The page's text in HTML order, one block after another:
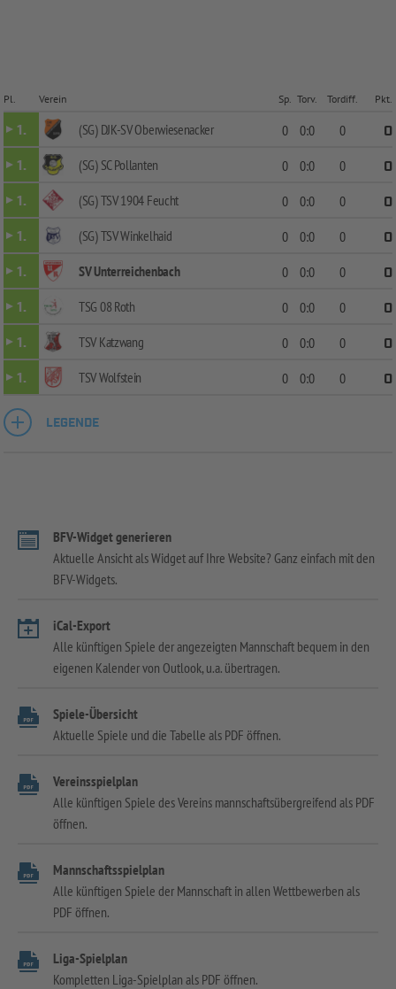
Pl. Verein Sp. Torv. Tordiff. Pkt.
1. (SG) DJK-SV Oberwiesenacker 0 0:0 0
0
1.
(SG) SC Pollanten 0 0:0 0
0
1.
(SG) TSV 1904 Feucht 0 0:0 0
0
1.
(SG) TSV Winkelhaid 0 0:0 0
0
1.
SV Unterreichenbach 0 0:0 0
0
1.
TSG 08 Roth 0 0:0 0
0
1.
TSV Katzwang 0 0:0 0
0
1.
TSV Wolfstein 0 0:0 0 0
LEGENDE
BFV-Widget generieren
Aktuelle Ansicht als Widget auf Ihre Website? Ganz einfach mit den
BFV-Widgets.
iCal-Export
Alle künftigen Spiele der angezeigten Mannschaft bequem in den
eigenen Kalender von Outlook, u.a. übertragen.
Spiele-Übersicht
Aktuelle Spiele und die Tabelle als PDF öffnen.
Vereinsspielplan
Alle künftigen Spiele des Vereins mannschaftsübergreifend als PDF
öffnen.
Mannschaftsspielplan
Alle künftigen Spiele der Mannschaft in allen Wettbewerben als
PDF öffnen.
Liga-Spielplan
Kompletten Liga-Spielplan als PDF öffnen.